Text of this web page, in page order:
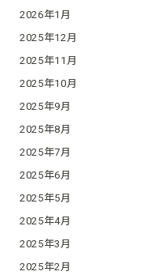
2026年1月
2025年12月
2025年11月
2025年10月
2025年9月
2025年8月
2025年7月
2025年6月
2025年5月
2025年4月
2025年3月
2025年2月